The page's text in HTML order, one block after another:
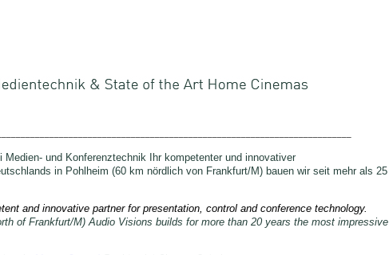
und Konferenztechnik Ihr kompetenter und innovativer
in Pohlheim (60 km nördlich von Frankfurt/M) bauen wir seit mehr als 25
and innovative partner for
of Frankfurt/M) Audio Visions builds for more than 20 years the most impressive